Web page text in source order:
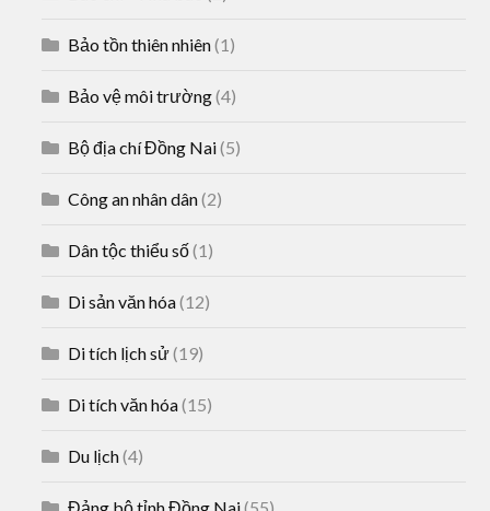
Bảo tồn thiên nhiên(1)
Bảo vệ môi trường(4)
Bộ địa chí Đồng Nai(5)
Công an nhân dân(2)
Dân tộc thiểu số(1)
Di sản văn hóa(12)
Di tích lịch sử(19)
Di tích văn hóa(15)
Du lịch(4)
Đảng bộ tỉnh Đồng Nai(55)